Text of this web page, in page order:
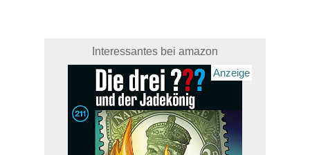
Interessantes bei amazon
Anzeige